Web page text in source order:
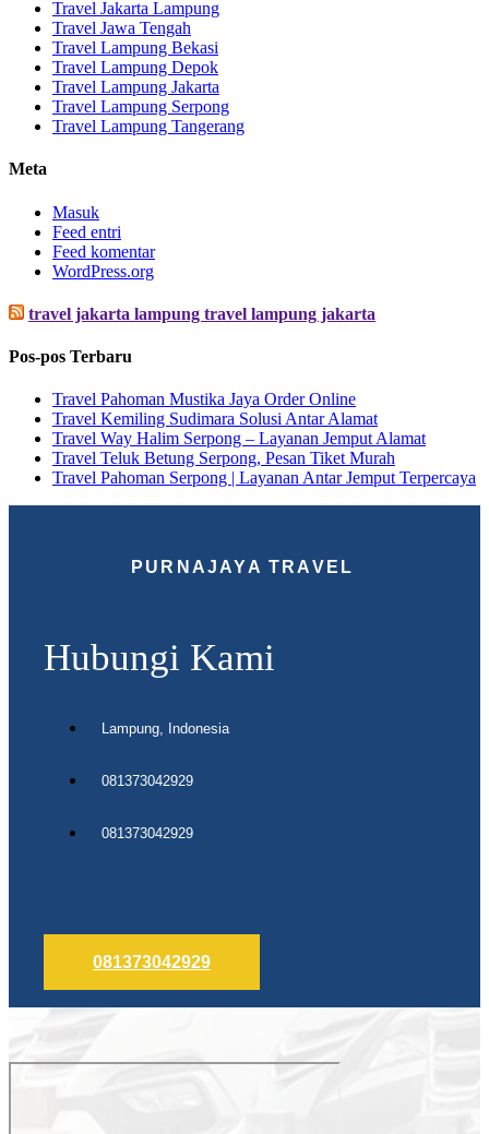
Travel Jakarta Lampung
Travel Jawa Tengah
Travel Lampung Bekasi
Travel Lampung Depok
Travel Lampung Jakarta
Travel Lampung Serpong
Travel Lampung Tangerang
Meta
Masuk
Feed entri
Feed komentar
WordPress.org
travel jakarta lampung travel lampung jakarta
Pos-pos Terbaru
Travel Pahoman Mustika Jaya Order Online
Travel Kemiling Sudimara Solusi Antar Alamat
Travel Way Halim Serpong – Layanan Jemput Alamat
Travel Teluk Betung Serpong, Pesan Tiket Murah
Travel Pahoman Serpong | Layanan Antar Jemput Terpercaya
PURNAJAYA TRAVEL
Hubungi Kami
Lampung, Indonesia
081373042929
081373042929
081373042929